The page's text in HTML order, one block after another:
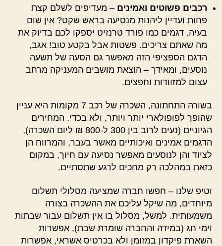
רכבים פשוטים ואמינים – מעדיפים לשלם קצת
פחות ועדיין ליהנות מנסיעה בראש שקט? אין שום
בעיה. דגמים כמו פורד טרנזיט יספקו לכם בדיוק את
מה שאתם צריכים. פשטות אבל בקטע טוב! אגב,
הדגם הספציפי הזה מאפשר גם הסעה של תשעה
נוסעים, ומאידך – הוצאת מושבים המעניקה מרחב
עצום למזוודות וחפצים.
בשורה התחתונה, השכרה של רכב 7 מקומות היא עניין
שהופך לפופולארי יותר ויותר, ולא בכדי. המחירים
הגיוניים (נעים לרוב בין 300 ל-800 ₪ ליום השכרה),
הדגמים אמינים ואיכותיים מאשר בעבר, והמרווח הן
לציוד והן לנוסעים מאפשר נסיעה עם חיוך, במקום
כזאת במהלכה רק מחכים לרגע שתסתיים.
וטיפ שלנו – חפשו חברה שמציעה מסלולי תשלום
מיוחדים, מה שיקל עליכם את ההשכרה בצורה
משמעותית. למשל, מסלול בו אין תשלום עבור שבתות
וימי חג (במידה והחברה שומרת שבת), אפשרות
השארת פיקדון במזומן ולא בכרטיס אשראי, אפשרות